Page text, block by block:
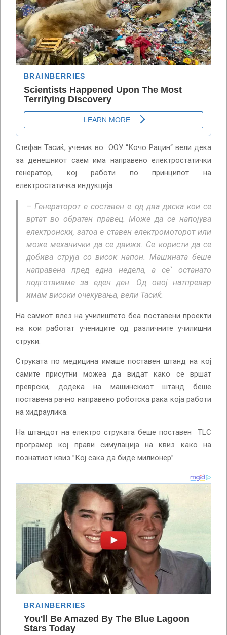
Стефан Тасиќ, ученик во ООУ “Кочо Рацин“ вели дека
за денешниот саем има направено електростатички
генератор, кој работи по принципот на
електростатичка индукција.
– Генераторот е составен е од два диска кои се
вртат во обратен правец. Може да се напојува
електронски, затоа е ставен електромоторот или
може механички да се движи. Се користи да се
добива струја со висок напон. Машината беше
направена пред една недела, а се` останато
подготвивме за еден ден. Од овој натпревар
имам високи очекувања, вели Тасиќ.
На самиот влез на училиштето беа поставени проекти
на кои работат учениците од различните училишни
струки.
Струката по медицина имаше поставен штанд на кој
самите присутни можеа да видат како се вршат
преврски, додека на машинскиот штанд беше
поставена рачно направено роботска рака која работи
на хидраулика.
На штандот на електро струката беше поставен TLC
програмер кој прави симулација на квиз како на
познатиот квиз ”Кој сака да биде милионер”